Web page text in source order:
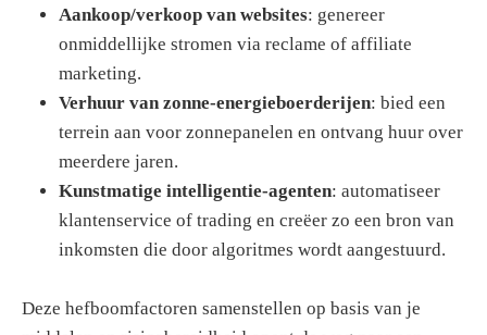
Aankoop/verkoop van websites: genereer
onmiddellijke stromen via reclame of affiliate
marketing.
Verhuur van zonne-energieboerderijen: bied een
terrein aan voor zonnepanelen en ontvang huur over
meerdere jaren.
Kunstmatige intelligentie-agenten: automatiseer
klantenservice of trading en creëer zo een bron van
inkomsten die door algoritmes wordt aangestuurd.
Deze hefboomfactoren samenstellen op basis van je